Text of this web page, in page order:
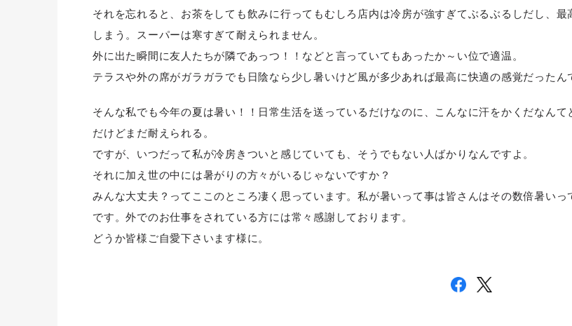
それを忘れると、お茶をしても飲みに行ってもむしろ店内は冷房が強すぎてぶるぶるしだし、
しまう。スーパーは寒すぎて耐えられません。
外に出た瞬間に友人たちが隣であっつ！！などと言っていてもあったか～い位で適温。
テラスや外の席がガラガラでも日陰なら少し暑いけど風が多少あれば最高に快適の感覚だったん
そんな私でも今年の夏は暑い！！日常生活を送っているだけなのに、こんなに汗をかくだなんて
だけどまだ耐えられる。
ですが、いつだって私が冷房きついと感じていても、そうでもない人ばかりなんですよ。
それに加え世の中には暑がりの方々がいるじゃないですか？
みんな大丈夫？ってここのところ凄く思っています。私が暑いって事は皆さんはその数倍暑い
です。外でのお仕事をされている方には常々感謝しております。
どうか皆様ご自愛下さいます様に。